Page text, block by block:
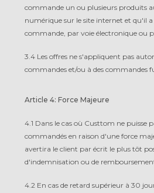
commande un ou plusieurs produits
numérique sur le site internet et qu'il
commande, par voie électronique ou
3.4 Les offres ne s'appliquent pas
commandes et/ou à des commandes
Article 4: Force Majeure
4.1 Dans le cas où Custtom ne puisse
commandés en raison d'une force
avertira le client par écrit le plus tôt
d'indemnisation ou de
4.2 En cas de retard supérieur à 30